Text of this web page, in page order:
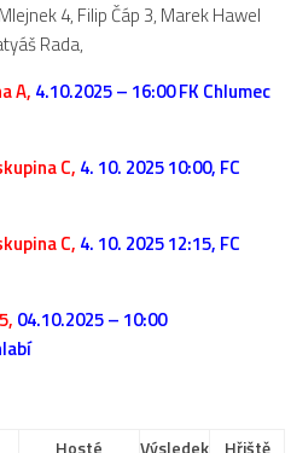
4, Filip Čáp 3, Marek Hawel
Rada,
A, 4.10.2025 – 16:00 FK Chlumec
C, 4. 10. 2025 10:00, FC
C, 4. 10. 2025 12:15, FC
04.10.2025 – 10:00
Hosté Výsledek
Hřiště